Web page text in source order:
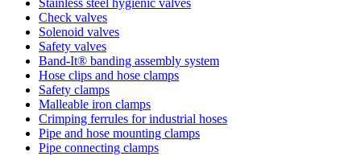
Stainless steel hygienic valves
Check valves
Solenoid valves
Safety valves
Band-It® banding assembly system
Hose clips and hose clamps
Safety clamps
Malleable iron clamps
Crimping ferrules for industrial hoses
Pipe and hose mounting clamps
Pipe connecting clamps